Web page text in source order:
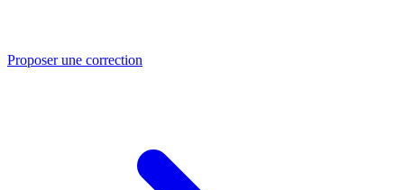
Proposer une correction